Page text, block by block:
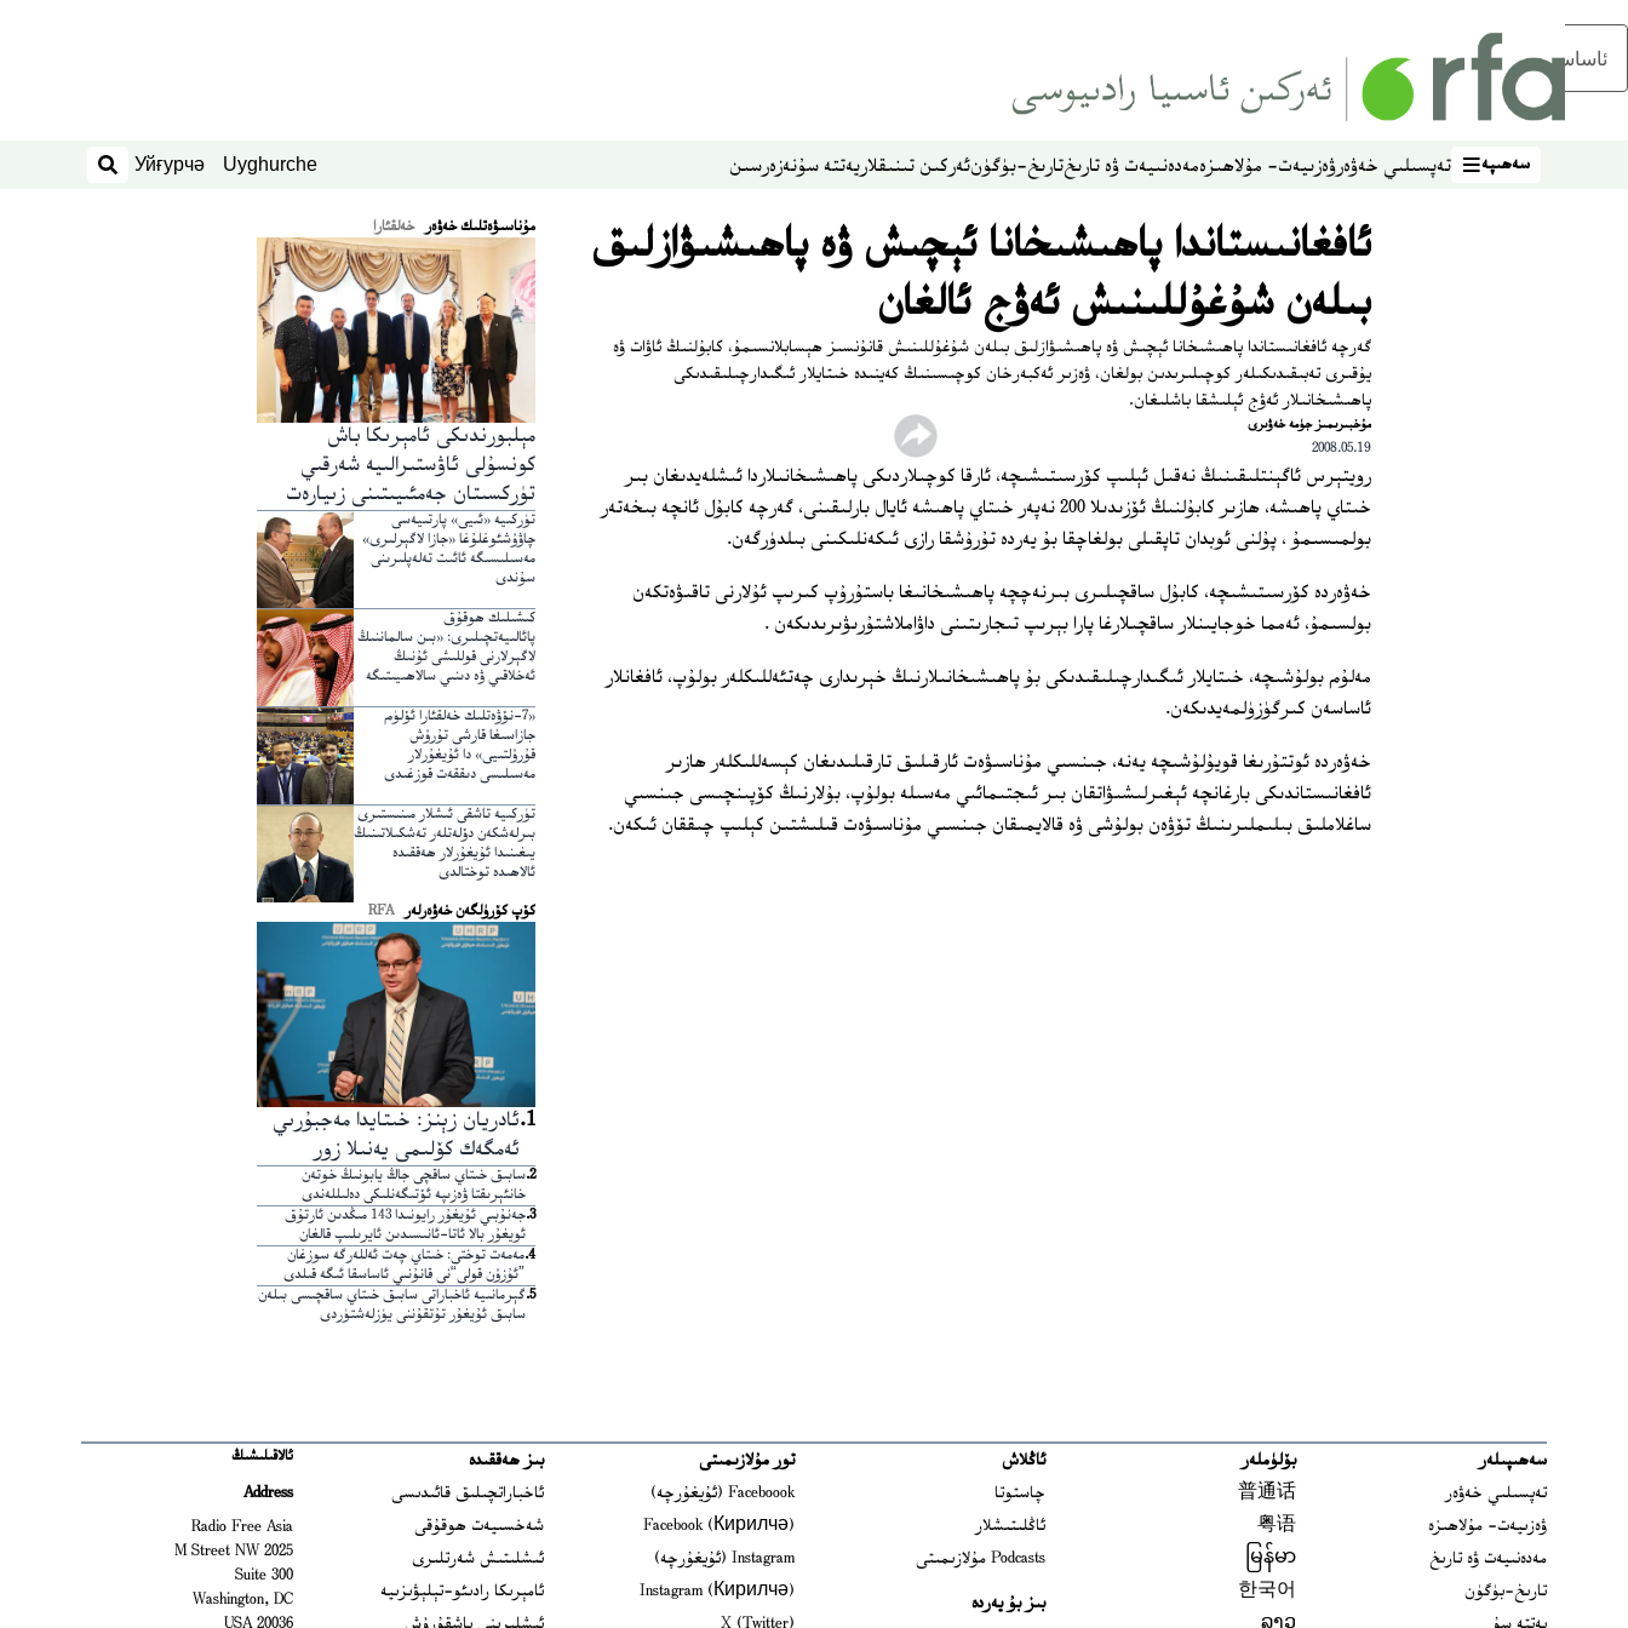
ئاساسلىق مەزمۇنغا ئاتلاڭ
سەھىپە
سەھىپە تەپسىلىي خەۋەرۋەزىيەت- مۇلاھىزەمەدەنىيەت ۋە تارىختارىخ-بۈگۈنئەركىن تىنىقلاريەتتە سۇنەزەرسىن Uyghurche
Уйғурчә
ئىزدەش
ئافغانىستاندا پاھىشىخانا ئېچىش ۋە پاھىشىۋازلىق
بىلەن شۇغۇللىنىش ئەۋج ئالغان
گەرچە ئافغانىستاندا پاھىشىخانا ئېچىش ۋە پاھىشىۋازلىق بىلەن شۇغۇللىنىش قانۇنسىز ھېسابلانسىمۇ، كابۇلنىڭ ئاۋات ۋە
يۇقىرى تەبىقىدىكىلەر كوچىلىرىدىن بولغان، ۋەزىر ئەكبەرخان كوچىسىنىڭ كەينىدە خىتايلار ئىگىدارچىلىقىدىكى
پاھىشىخانىلار ئەۋج ئېلىشقا باشلىغان.
مۇخبىرىمىز جۈمە خەۋىرى
2008.05.19
رويتېرس ئاگېنتلىقىنىڭ نەقىل ئېلىپ كۆرسىتىشىچە، ئارقا كوچىلاردىكى پاھىشىخانىلاردا ئىشلەيدىغان بىر
خىتاي پاھىشە، ھازىر كابۇلنىڭ ئۆزىدىلا 200 نەپەر خىتاي پاھىشە ئايال بارلىقىنى، گەرچە كابۇل ئانچە بىخەتەر
بولمىسىمۇ ، پۇلنى ئوبدان تاپقىلى بولغاچقا بۇ يەردە تۇرۇشقا رازى ئىكەنلىكىنى بىلدۈرگەن.
خەۋەردە كۆرسىتىشىچە، كابۇل ساقچىلىرى بىرنەچچە پاھىشىخانىغا باستۇرۇپ كىرىپ ئۇلارنى تاقىۋەتكەن
بولسىمۇ، ئەمما خوجايىنلار ساقچىلارغا پارا بېرىپ تىجارىتىنى داۋاملاشتۇرىۋىرىدىكەن .
مەلۇم بولۇشىچە، خىتايلار ئىگىدارچىلىقىدىكى بۇ پاھىشىخانىلارنىڭ خېرىدارى چەتئەللىكلەر بولۇپ، ئافغانلار
ئاساسەن كىرگۈزۈلمەيدىكەن.
خەۋەردە ئوتتۇرىغا قويۇلۇشىچە يەنە، جىنسىي مۇناسىۋەت ئارقىلىق تارقىلىدىغان كېسەللىكلەر ھازىر
ئافغانىستاندىكى بارغانچە ئېغىرلىشىۋاتقان بىر ئىجتىمائىي مەسىلە بولۇپ، بۇلارنىڭ كۆپىنچىسى جىنسىي
ساغلاملىق بىلىملىرىنىڭ تۆۋەن بولۇشى ۋە قالايمىقان جىنسىي مۇناسىۋەت قىلىشتىن كېلىپ چىققان ئىكەن.
ﻣﯘﻧﺎﺳﯩﯟﻩﺗﻠﯩﻚ ﺧﻪﯞﻩﺭ خەلقئارا
مېلبورندىكى ئامېرىكا باش
كونسۇلى ئاۋستىرالىيە شەرقىي
تۈركسىتان جەمئىيىتىنى زىيارەت
قىلدى
تۈركىيە «ئىيى» پارتىيەسى
چاۋۇشئوغلۇغا «جازا لاگېرلىرى»
مەسىلىسىگە ئائىت تەلەپلىرىنى
سۇندى
كىشىلىك ھوقۇق
پائالىيەتچىلىرى: «بىن سالماننىڭ
لاگېرلارنى قوللىشى ئۇنىڭ
ئەخلاقىي ۋە دىنىي سالاھىيىتىگە
«7-نۆۋەتلىك خەلقئارا ئۆلۈم
جازاسىغا قارشى تۇرۇش
قۇرۇلتىيى» دا ئۇيغۇرلار
مەسىلىسى دىققەت قوزغىدى
تۈركىيە تاشقى ئىشلار مىنىستىرى
بىرلەشكەن دۆلەتلەر تەشكىلاتىنىڭ
يىغىنىدا ئۇيغۇرلار ھەققىدە
ئالاھىدە توختالدى
كۆپ كۆرۈلگەن خەۋەرلەر
RFA
1
.ئادريان زېنز: خىتايدا مەجبۇرىي
ئەمگەك كۆلىمى يەنىلا زور
2
.سابىق خىتاي ساقچى جاڭ يابونىڭ خوتەن
خانئېرىقتا ۋەزىپە ئۆتىگەنلىكى دەلىللەندى
3
.
جەنۇبىي ئۇيغۇر رايونىدا 143 مىڭدىن ئارتۇق
ئويغۇر بالا ئاتا-ئانىسىدىن ئايرىلىپ قالغان
4
.مەمەت توختى: خىتاي چەت ئەللەرگە سوزغان
”ئۇزۇن قولى“نى قانۇنىي ئاساسقا ئىگە قىلدى
5
.گېرمانىيە ئاخباراتى سابىق خىتاي ساقچىسى بىلەن
سابىق ئۇيغۇر تۇتقۇننى يۈزلەشتۈردى
سەھىپىلەر
تەپسىلىي خەۋەر
ۋەزىيەت- مۇلاھىزە
مەدەنىيەت ۋە تارىخ
تارىخ-بۈگۈن
بۆلۈملەر
普通话
粤语
မြန်မာ
한국어
ئاڭلاش
چاستوتا
ئاڭلىتىشلار
Podcasts مۇلازىمىتى
بىز بۇ يەردە
تور مۇلازىمىتى
Faceboook (ئۇيغۇرچە)
Opens in new window
Facebook (Кирилчә)
Opens in new window
Instagram (ئۇيغۇرچە)
Opens in new window
Instagram (Кирилчә)
Opens in new window
Opens in new window
بىز ھەققىدە
ئاخباراتچىلىق قائىدىسى
شەخسىيەت ھوقۇقى
ئىشلىتىش شەرتلىرى
ئامېرىكا رادىئو-تېلېۋىزىيە
ئالاقىلىشىڭ
Address
Radio Free Asia
2025 M Street NW
Suite 300
Washington, DC